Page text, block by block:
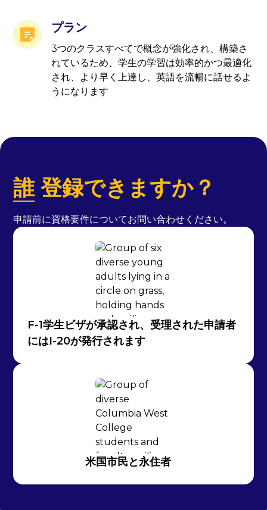
プラン
3つのクラスすべてで概念が強化され、構築さ
れているため、学生の学習は効率的かつ最適化
され、より早く上達し、英語を流暢に話せるよ
うになります
誰登録できますか？
申請前に資格要件についてお問い合わせください。
F-1学生ビザが承認され、受理された申請者
にはI-20が発行されます
米国市民と永住者